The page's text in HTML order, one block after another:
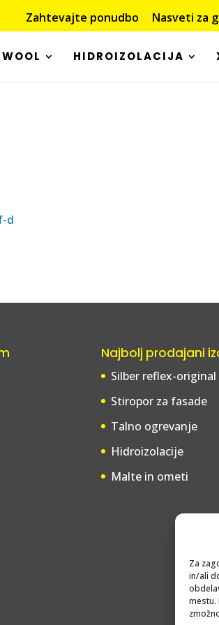
Za
in/ali
mestu.
Zahtevajte ponudbo Nasveti za
HIDROIZOLACIJA
Najbolj prodajani
Silber reflex-original
Stiropor za fasade
Talno ogrevanje
Hidroizolacije
Malte in ometi